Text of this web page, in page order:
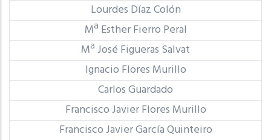
Lourdes Díaz Colón
Mª Esther Fierro Peral
Mª José Figueras Salvat
Ignacio Flores Murillo
Carlos Guardado
Francisco Javier Flores Murillo
Francisco Javier García Quinteiro